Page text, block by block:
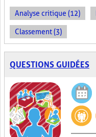
Analyse critique (12)
Classement (3)
QUESTIONS GUIDÉES